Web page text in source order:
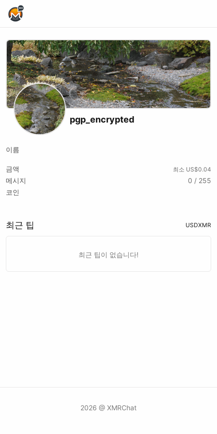
pgp_encrypted
이름
금액 최소 US$0.04
메시지
0 / 255
코인
최근 팁 USDXMR
최근 팁이 없습니다!
2026 @ XMRChat